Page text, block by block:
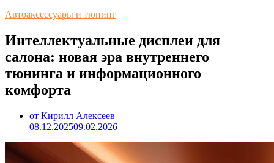
Автоаксессуары и тюнинг
Интеллектуальные дисплеи для
салона: новая эра внутреннего
тюнинга и информационного
комфорта
от Кирилл Алексеев
08.12.202509.02.2026